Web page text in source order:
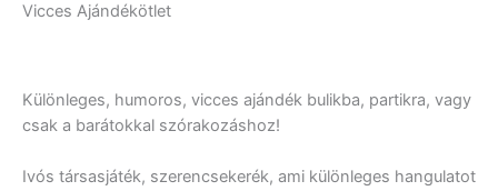
Vicces Ajándékötlet
Különleges, humoros, vicces ajándék bulikba, partikra, vagy
csak a barátokkal szórakozáshoz!
Ivós társasjáték, szerencsekerék, ami különleges hangulatot